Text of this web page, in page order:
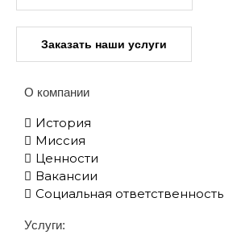
Заказать наши услуги
О компании
История
Миссия
Ценности
Вакансии
Социальная ответственность
Услуги: